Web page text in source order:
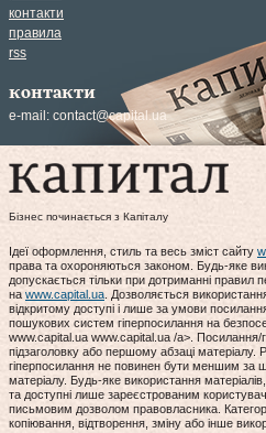
контакти
правила
rss
контакти
e-mail: contact@capital.ua
Бізнес починається з Капіталу
Ідеї оформлення, стиль та весь зміст сайту
права та охороняються законом. Будь-яке
допускається тільки при дотриманні правил
наwww.capital.ua. Дозволяється
відкритому доступі і лише за умови
пошукових систем гіперпосилання на
www.capital.ua www.capital.ua /a>. Посилання/
підзаголовку або першому абзаці
гіперпосилання не повинен бути меншим за
матеріалу. Будь-яке використання
та доступні лише зареєстрованим
письмовим дозволом правовласника.
копіювання, відтворення, зміну або інше